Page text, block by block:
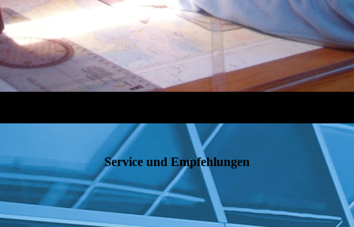
Service und Empfehlungen